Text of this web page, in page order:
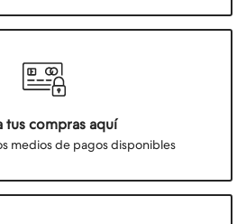
tus compras aquí
medios de pagos disponibles